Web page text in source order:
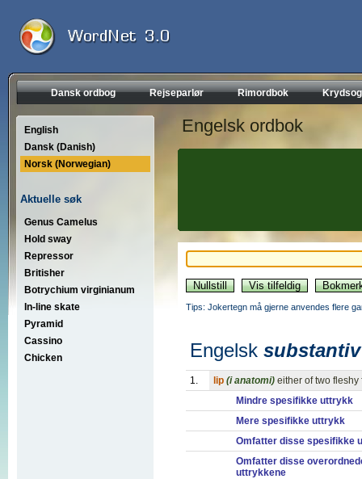
Dansk ordbog Rejseparlør Rimordbok
English
Dansk (Danish)
Norsk (Norwegian)
Aktuelle søk
Genus Camelus
Hold sway
Repressor
Britisher
Botrychium virginianum
In-line skate
Pyramid
Cassino
Chicken
Engelsk ordbok
Tips: Jokertegn må gjerne anvendes flere
Engelsk substantiv
1. lip (i anatomi) either of two
Mindre spesifikke uttrykk
Mere spesifikke uttrykk
Omfatter disse spesifikke
Omfatter disse
uttrykkene